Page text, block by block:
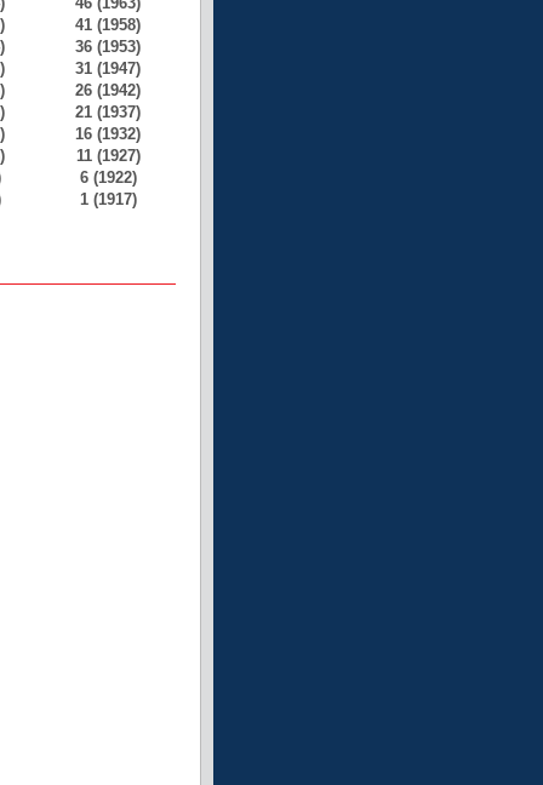
41 (1958)
36 (1953)
31 (1947)
26 (1942)
21 (1937)
16 (1932)
11 (1927)
6 (1922)
1 (1917)